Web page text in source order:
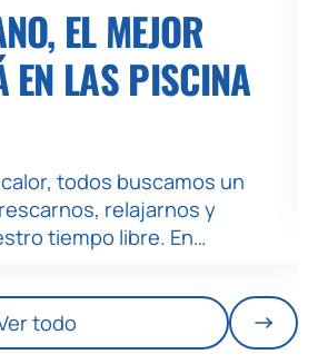
EL MEJOR
EN LAS PISCINA
todos buscamos un
relajarnos y
tiempo libre. En…
todo